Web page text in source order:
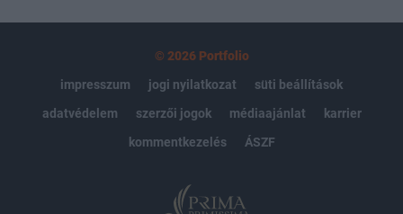
© 2026 Portfolio
impresszum
jogi nyilatkozat
süti beállítások
adatvédelem
szerzői jogok médiaajánlat
karrier
kommentkezelés
ÁSZF